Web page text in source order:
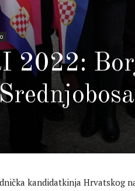
2022:
kandidatkinja Hrvatskog